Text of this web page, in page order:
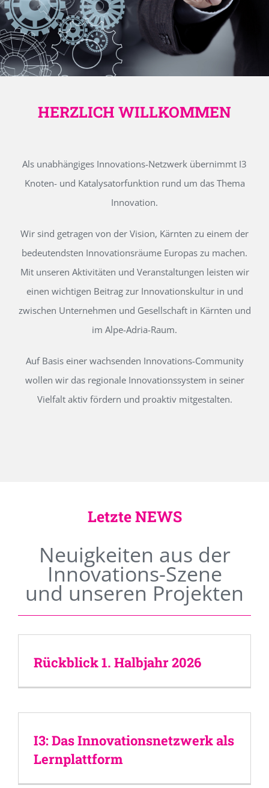
HERZLICH WILLKOMMEN
Als unabhängiges Innovations-Netzwerk übernimmt I3
Knoten- und Katalysatorfunktion rund um das Thema
Innovation.
Wir sind getragen von der Vision, Kärnten zu einem der
bedeutendsten Innovationsräume Europas zu machen.
Mit unseren Aktivitäten und Veranstaltungen leisten wir
einen wichtigen Beitrag zur Innovationskultur in und
zwischen Unternehmen und Gesellschaft in Kärnten und
im Alpe-Adria-Raum.
Auf Basis einer wachsenden Innovations-Community
wollen wir das regionale Innovationssystem in seiner
Vielfalt aktiv fördern und proaktiv mitgestalten.
Letzte NEWS
Neuigkeiten aus der
Innovations-Szene
und unseren Projekten
Rückblick 1. Halbjahr 2026
I3: Das Innovationsnetzwerk als
Lernplattform